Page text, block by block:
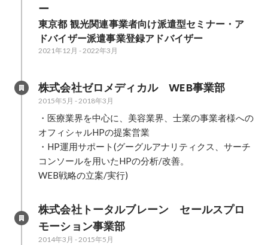
ー
東京都 観光関連事業者向け派遣型セミナー・ア
ドバイザー派遣事業登録アドバイザー
2021年12月 - 2022年3月
株式会社ゼロメディカル　WEB事業部
2015年5月 - 2018年3月
・医療業界を中心に、美容業界、士業の事業者様への
オフィシャルHPの提案営業
・HP運用サポート(グーグルアナリティクス、サーチ
コンソールを用いたHPの分析/改善。
WEB戦略の立案/実行)
株式会社トータルブレーン　セールスプロ
モーション事業部
2014年3月 - 2015年5月